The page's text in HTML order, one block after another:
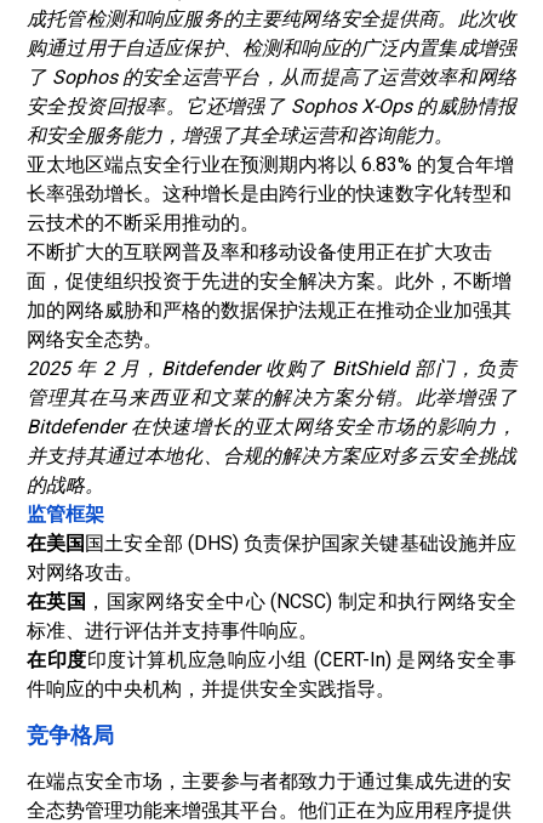
成托管检测和响应服务的主要纯网络安全提供商。此次收
购通过用于自适应保护、检测和响应的广泛内置集成增强
了 Sophos 的安全运营平台，从而提高了运营效率和网络
安全投资回报率。它还增强了 Sophos X-Ops 的威胁情报
和安全服务能力，增强了其全球运营和咨询能力。
亚太地区端点安全行业在预测期内将以 6.83% 的复合年增
长率强劲增长。这种增长是由跨行业的快速数​​字化转型和
云技术的不断采用推动的。
不断扩大的互联网普及率和移动设备使用正在扩大攻击
面，促使组织投资于先进的安全解决方案。此外，不断增
加的网络威胁和严格的数据保护法规正在推动企业加强其
网络安全态势。
2025 年 2 月，Bitdefender 收购了 BitShield 部门，负责
管理其在马来西亚和文莱的解决方案分销。此举增强了
Bitdefender 在快速增长的亚太网络安全市场的影响力，
并支持其通过本地化、合规的解决方案应对多云安全挑战
的战略。
监管框架
在美国国土安全部 (DHS) 负责保护国家关键基础设施并应
对网络攻击。
在英国 ，国家网络安全中心 (NCSC) 制定和执行网络安全
标准、进行评估并支持事件响应。
在印度印度计算机应急响应小组 (CERT-In) 是网络安全事
件响应的中央机构，并提供安全实践指导。
竞争格局
在端点安全市场，主要参与者都致力于通过集成先进的安
全态势管理功能来增强其平台。他们正在为应用程序提供